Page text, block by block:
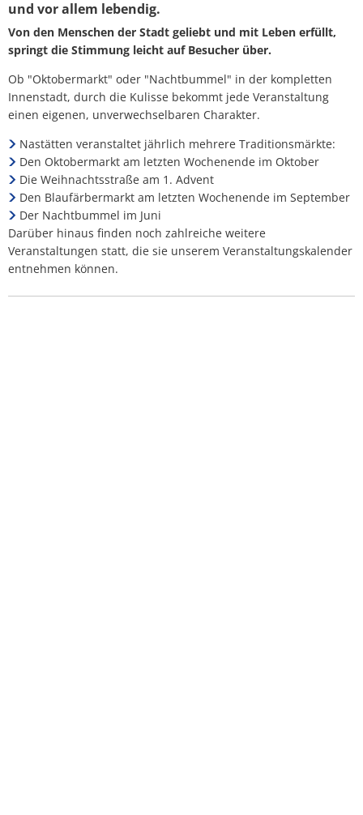
Nastätten-App
und vor allem lebendig.
Von den Menschen der Stadt geliebt und mit Leben erfüllt,
springt die Stimmung leicht auf Besucher über.
Ob "Oktobermarkt" oder "Nachtbummel" in der kompletten
Innenstadt, durch die Kulisse bekommt jede Veranstaltung
einen eigenen, unverwechselbaren Charakter.
Nastätten veranstaltet jährlich mehrere Traditionsmärkte:
Den Oktobermarkt am letzten Wochenende im Oktober
Die Weihnachtsstraße am 1. Advent
Den Blaufärbermarkt am letzten Wochenende im September
Der Nachtbummel im Juni
Darüber hinaus finden noch zahlreiche weitere
Veranstaltungen statt, die sie unserem Veranstaltungskalender
entnehmen können.